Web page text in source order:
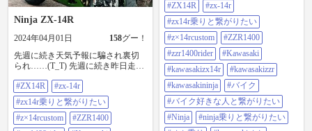
祭り】これメイン 熊野の【獅子
岩】【伊勢志摩スカイラインとパ
ールロード】の絶景の、3本。 1日
目、渋滞予測にビビり睡眠2時間で
AM 3時出発。 とりあえず御殿場さ
え過ぎときゃ大丈夫っしょ。 で、
一気に新東名浜松🅿️までワープ→
豊田→名古屋→小牧→関ヶ原まで
は断続渋滞。 7時間半走り通し、関
ヶ原合戦資料館→決戦地→琵琶湖
畔バイク野郎マドラスカレー→さ
ざなみ街道→つづら尾崎展望台→
#ZX14R
#zx-14r
#zx14r乗りと繋がりたい
#z×14rcustom
#ZZR1400
#zzr1400rider
#Kawasaki
#kawasakizx14r
#kawasakizzr
#kawasakininja
#バイク
#バイク好きな人と繋がりたい
#Ninja
#ninja乗りと繋がりたい
Ninja ZX-14R
2024年04月01日 158グー！
先週に続き天気予報に騙され裏切
られ……(T_T) 先週に続き昨日走り
朝、雨が止み路面がドライになる
のを待ってからスタート。チョイ
ロングの計画がお散歩に変更。 名
栗湖→芦ヶ久保→東大門→土坂峠
→神流町 神流川沿いでの、BMW R
#ZX14R
#zx-14r
#zx14r乗りと繋がりたい
#z×14rcustom
#ZZR1400